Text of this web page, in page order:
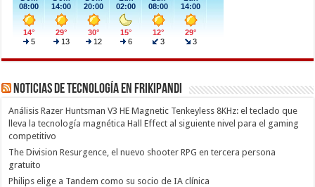
Noticias de Tecnología en Frikipandi
Análisis Razer Huntsman V3 HE Magnetic Tenkeyless 8KHz: el teclado que
lleva la tecnología magnética Hall Effect al siguiente nivel para el gaming
competitivo
The Division Resurgence, el nuevo shooter RPG en tercera persona
gratuito
Philips elige a Tandem como su socio de IA clínica